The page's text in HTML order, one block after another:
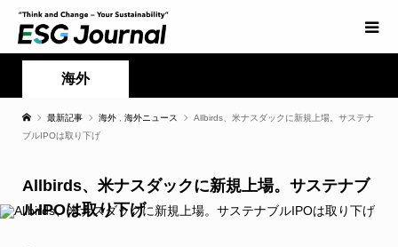
海外
最新記事 海外 海外ニュース
Allbirds、米ナスダックに新規上場。サステナ
ブルIPOは取り下げ
Allbirds、米ナスダックに新規上場。サステナブ
ルIPOは取り下げ